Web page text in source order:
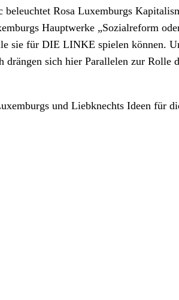
Rosa Luxemburgs
Hauptwerke „Sozialreform
sie für DIE LINKE spielen können.
sich hier Parallelen zur Rolle
und Liebknechts Ideen für